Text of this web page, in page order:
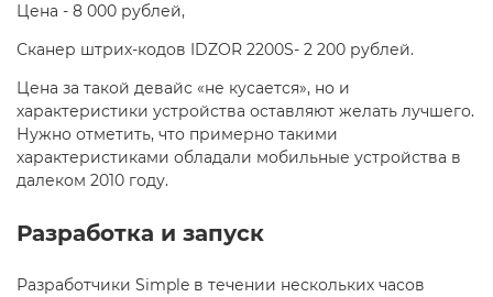
Цена - 8 000 рублей,
Сканер штрих-кодов IDZOR 2200S- 2 200 рублей.
Цена за такой девайс «не кусается», но и
характеристики устройства оставляют желать лучшего.
Нужно отметить, что примерно такими
характеристиками обладали мобильные устройства в
далеком 2010 году.
Разработка и запуск
Разработчики Simple в течении нескольких часов